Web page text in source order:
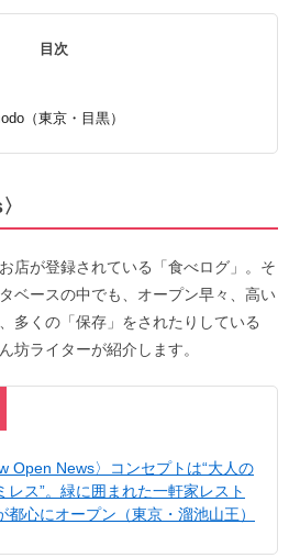
目次
（東京・目黒）
店が登録されている「食べログ」。そ
ベースの中でも、オープン早々、高い
多くの「保存」をされたりしている
坊ライターが紹介します。
Open News〉コンセプトは“大人の
レス”。緑に囲まれた一軒家レスト
都心にオープン（東京・溜池山王）